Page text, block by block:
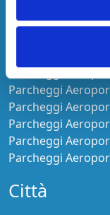
Parcheggi
Parcheggi
Parcheggi
Parcheggi
Parcheggi
Parcheggi
Parcheggi
Parcheggi
Parcheggi
Parcheggi
Città